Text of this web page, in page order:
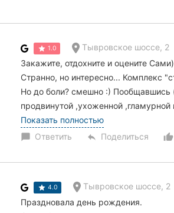
1.0 Тывровское шоссе, 2
Закажите, отдохните и оцените Сами)
Странно, но интересно... Комплекс
Но до боли? смешно :) Пообщавшись
продвинутой ,ухоженной
Показать полностью
chat_bubble Ответить reply Поделиться
4.0 Тывровское шоссе, 2
Праздновала день рождения.